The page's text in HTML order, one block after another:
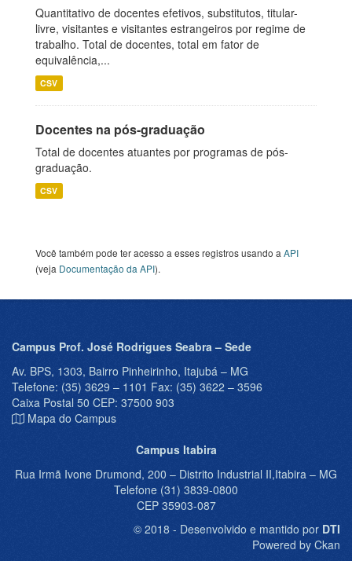
Quantitativo de docentes efetivos, substitutos, titular-
livre, visitantes e visitantes estrangeiros por regime de
trabalho. Total de docentes, total em fator de
equivalência,...
CSV
Docentes na pós-graduação
Total de docentes atuantes por programas de pós-
graduação.
CSV
Você também pode ter acesso a esses registros usando a API
(veja Documentação da API).
Campus Prof. José Rodrigues Seabra – Sede
Av. BPS, 1303, Bairro Pinheirinho, Itajubá – MG
Telefone: (35) 3629 – 1101 Fax: (35) 3622 – 3596
Caixa Postal 50 CEP: 37500 903
Mapa do Campus
Campus Itabira
Rua Irmã Ivone Drumond, 200 – Distrito Industrial II,Itabira – MG
Telefone (31) 3839-0800
CEP 35903-087
© 2018 - Desenvolvido e mantido por DTI
Powered by Ckan